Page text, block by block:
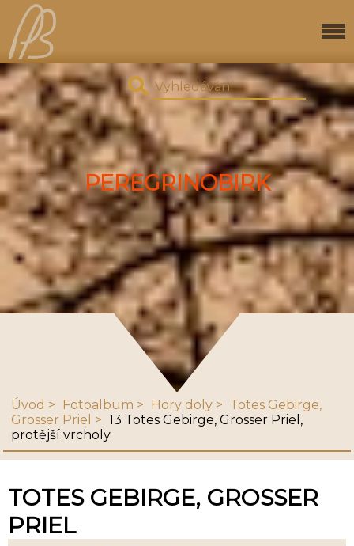
PEREGRINOBIRK
Úvod Fotoalbum Hory doly
Totes Gebirge,
Grosser Priel
13 Totes Gebirge, Grosser Priel,
protější vrcholy
TOTES GEBIRGE, GROSSER
PRIEL